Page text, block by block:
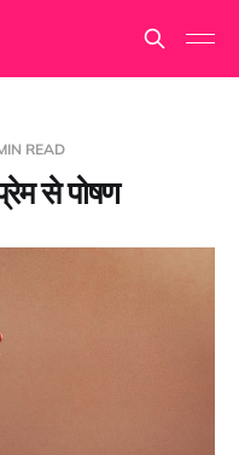
READ
से पोषण